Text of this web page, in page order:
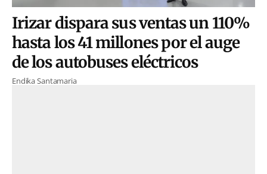
Irizar dispara sus ventas un 110%
hasta los 41 millones por el auge
de los autobuses eléctricos
Endika Santamaria